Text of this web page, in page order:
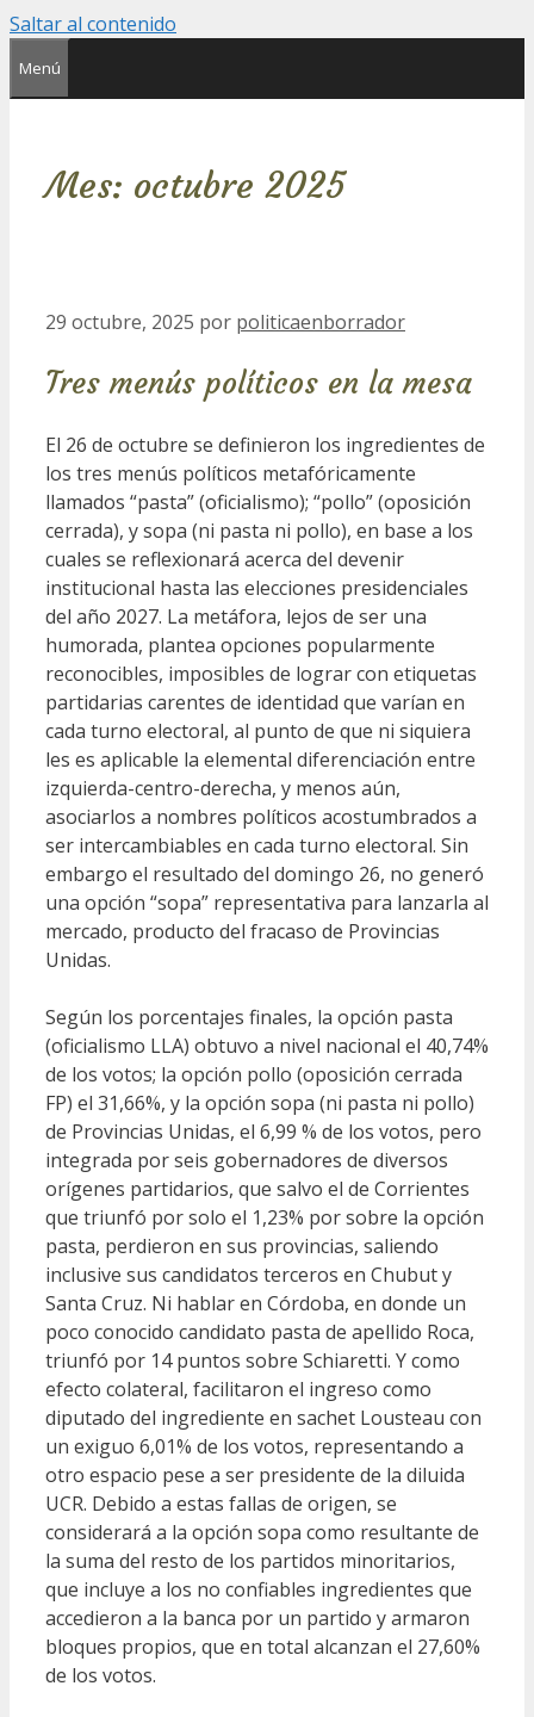
Saltar al contenido
Menú
Mes: octubre 2025
29 octubre, 2025 por politicaenborrador
Tres menús políticos en la mesa
El 26 de octubre se definieron los ingredientes de
los tres menús políticos metafóricamente
llamados “pasta” (oficialismo); “pollo” (oposición
cerrada), y sopa (ni pasta ni pollo), en base a los
cuales se reflexionará acerca del devenir
institucional hasta las elecciones presidenciales
del año 2027. La metáfora, lejos de ser una
humorada, plantea opciones popularmente
reconocibles, imposibles de lograr con etiquetas
partidarias carentes de identidad que varían en
cada turno electoral, al punto de que ni siquiera
les es aplicable la elemental diferenciación entre
izquierda-centro-derecha, y menos aún,
asociarlos a nombres políticos acostumbrados a
ser intercambiables en cada turno electoral. Sin
embargo el resultado del domingo 26, no generó
una opción “sopa” representativa para lanzarla al
mercado, producto del fracaso de Provincias
Unidas.
Según los porcentajes finales, la opción pasta
(oficialismo LLA) obtuvo a nivel nacional el 40,74%
de los votos; la opción pollo (oposición cerrada
FP) el 31,66%, y la opción sopa (ni pasta ni pollo)
de Provincias Unidas, el 6,99 % de los votos, pero
integrada por seis gobernadores de diversos
orígenes partidarios, que salvo el de Corrientes
que triunfó por solo el 1,23% por sobre la opción
pasta, perdieron en sus provincias, saliendo
inclusive sus candidatos terceros en Chubut y
Santa Cruz. Ni hablar en Córdoba, en donde un
poco conocido candidato pasta de apellido Roca,
triunfó por 14 puntos sobre Schiaretti. Y como
efecto colateral, facilitaron el ingreso como
diputado del ingrediente en sachet Lousteau con
un exiguo 6,01% de los votos, representando a
otro espacio pese a ser presidente de la diluida
UCR. Debido a estas fallas de origen, se
considerará a la opción sopa como resultante de
la suma del resto de los partidos minoritarios,
que incluye a los no confiables ingredientes que
accedieron a la banca por un partido y armaron
bloques propios, que en total alcanzan el 27,60%
de los votos.